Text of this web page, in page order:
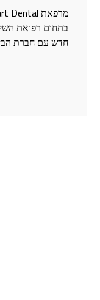
בתחום רפואת
חדש עם חברת